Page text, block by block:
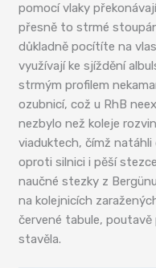
pomocí vlaky
přesně to strmé
důkladně pocítíte na
využívají ke sjíždění
strmým profilem
ozubnicí, což u RhB
nezbylo než koleje
viaduktech, čímž
oproti silnici i pěší
naučné stezky z
na kolejnicích
červené tabule,
stavěla.